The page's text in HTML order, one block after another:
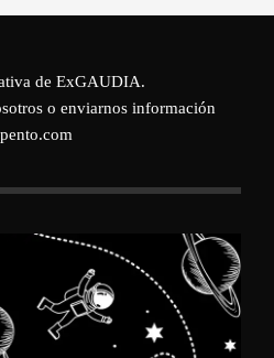
de ExGAUDIA.
o enviarnos información